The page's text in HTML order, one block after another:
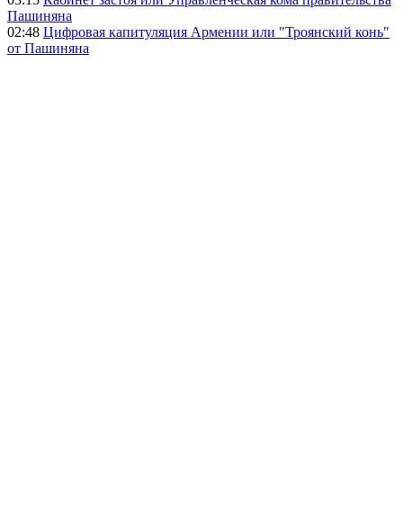
Пашиняна
02:48 Цифровая капитуляция Армении или "Троянский конь"
от Пашиняна